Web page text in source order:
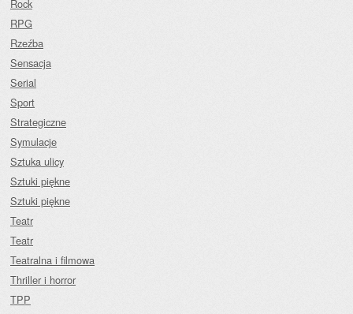
Rock
RPG
Rzeźba
Sensacja
Serial
Sport
Strategiczne
Symulacje
Sztuka ulicy
Sztuki piękne
Sztuki piękne
Teatr
Teatr
Teatralna i filmowa
Thriller i horror
TPP